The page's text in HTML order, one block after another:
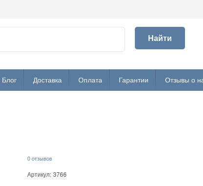
Найти
Блог Доставка Оплата Гарантии Отзывы о
0 отзывов
Артикул: 3766